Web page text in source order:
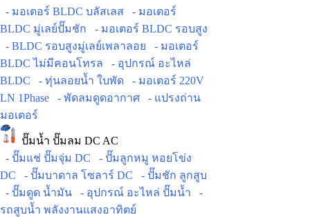
- มอเตอร์ BLDC บลัสเลส
- มอเตอร์
BLDC มู่เลย์ปั๊มชัก
- มอเตอร์ BLDC รอบสูง
- BLDC รอบสูงมู่เลย์เพลาลอย
- มอเตอร์
BLDC ไม่มีคอนโทรล
- อุปกรณ์ อะไหล่
BLDC
- ทุ่นลอยน้ำ ใบพัด
- มอเตอร์ 220V
LN 1Phase
- พัดลมดูดอากาศ
- แปรงถ่าน
มอเตอร์
ปั๊มน้ำ ปั๊มลม DC AC
- ปั๊มแช่ ปั๊มจุ่ม DC
- ปั๊มลูกหมู หอยโข่ง
DC
- ปั๊มบาดาล โซลาร์ DC
- ปั๊มชัก ลูกสูบ
- ปั๊มดูด น้ำมัน
- อุปกรณ์ อะไหล่ ปั๊มน้ำ
-
รถสูบน้ำ พลังงานแสงอาทิตย์